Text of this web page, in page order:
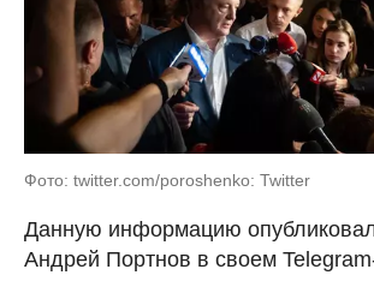
Фото: twitter.com/poroshenko: Twitter
Данную информацию
Андрей Портнов в своем